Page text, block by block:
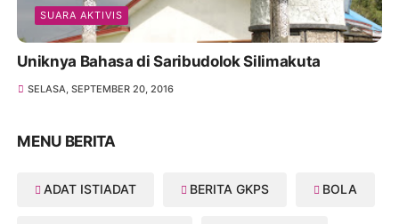
SUARA AKTIVIS
Uniknya Bahasa di Saribudolok Silimakuta
SELASA, SEPTEMBER 20, 2016
MENU BERITA
ADAT ISTIADAT BERITA GKPS BOLA